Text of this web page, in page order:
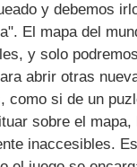
y debemos
El mapa del
y solo
abrir otras
como si de un
sobre el mapa,
inaccesibles.